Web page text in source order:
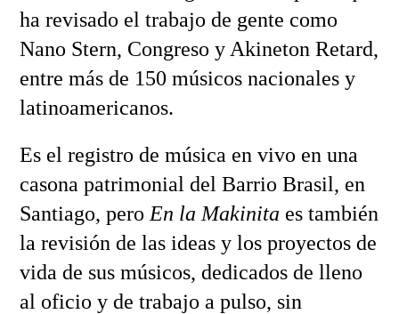
ha revisado el trabajo de gente como
Nano Stern, Congreso y Akineton Retard,
entre más de 150 músicos nacionales y
latinoamericanos.
Es el registro de música en vivo en una
casona patrimonial del Barrio Brasil, en
Santiago, pero En la Makinita es también
la revisión de las ideas y los proyectos de
vida de sus músicos, dedicados de lleno
al oficio y de trabajo a pulso, sin